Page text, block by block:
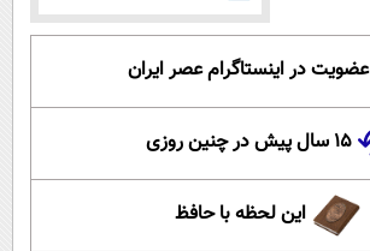
عضویت در اینستاگرام عصر ایران
۱۵ سال پیش در چنین روزی
این لحظه با حافظ